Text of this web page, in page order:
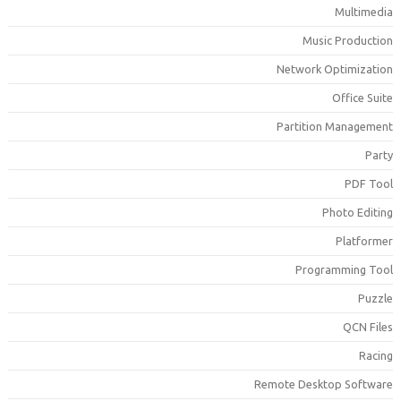
Music
Network
Partition
Remote Desktop